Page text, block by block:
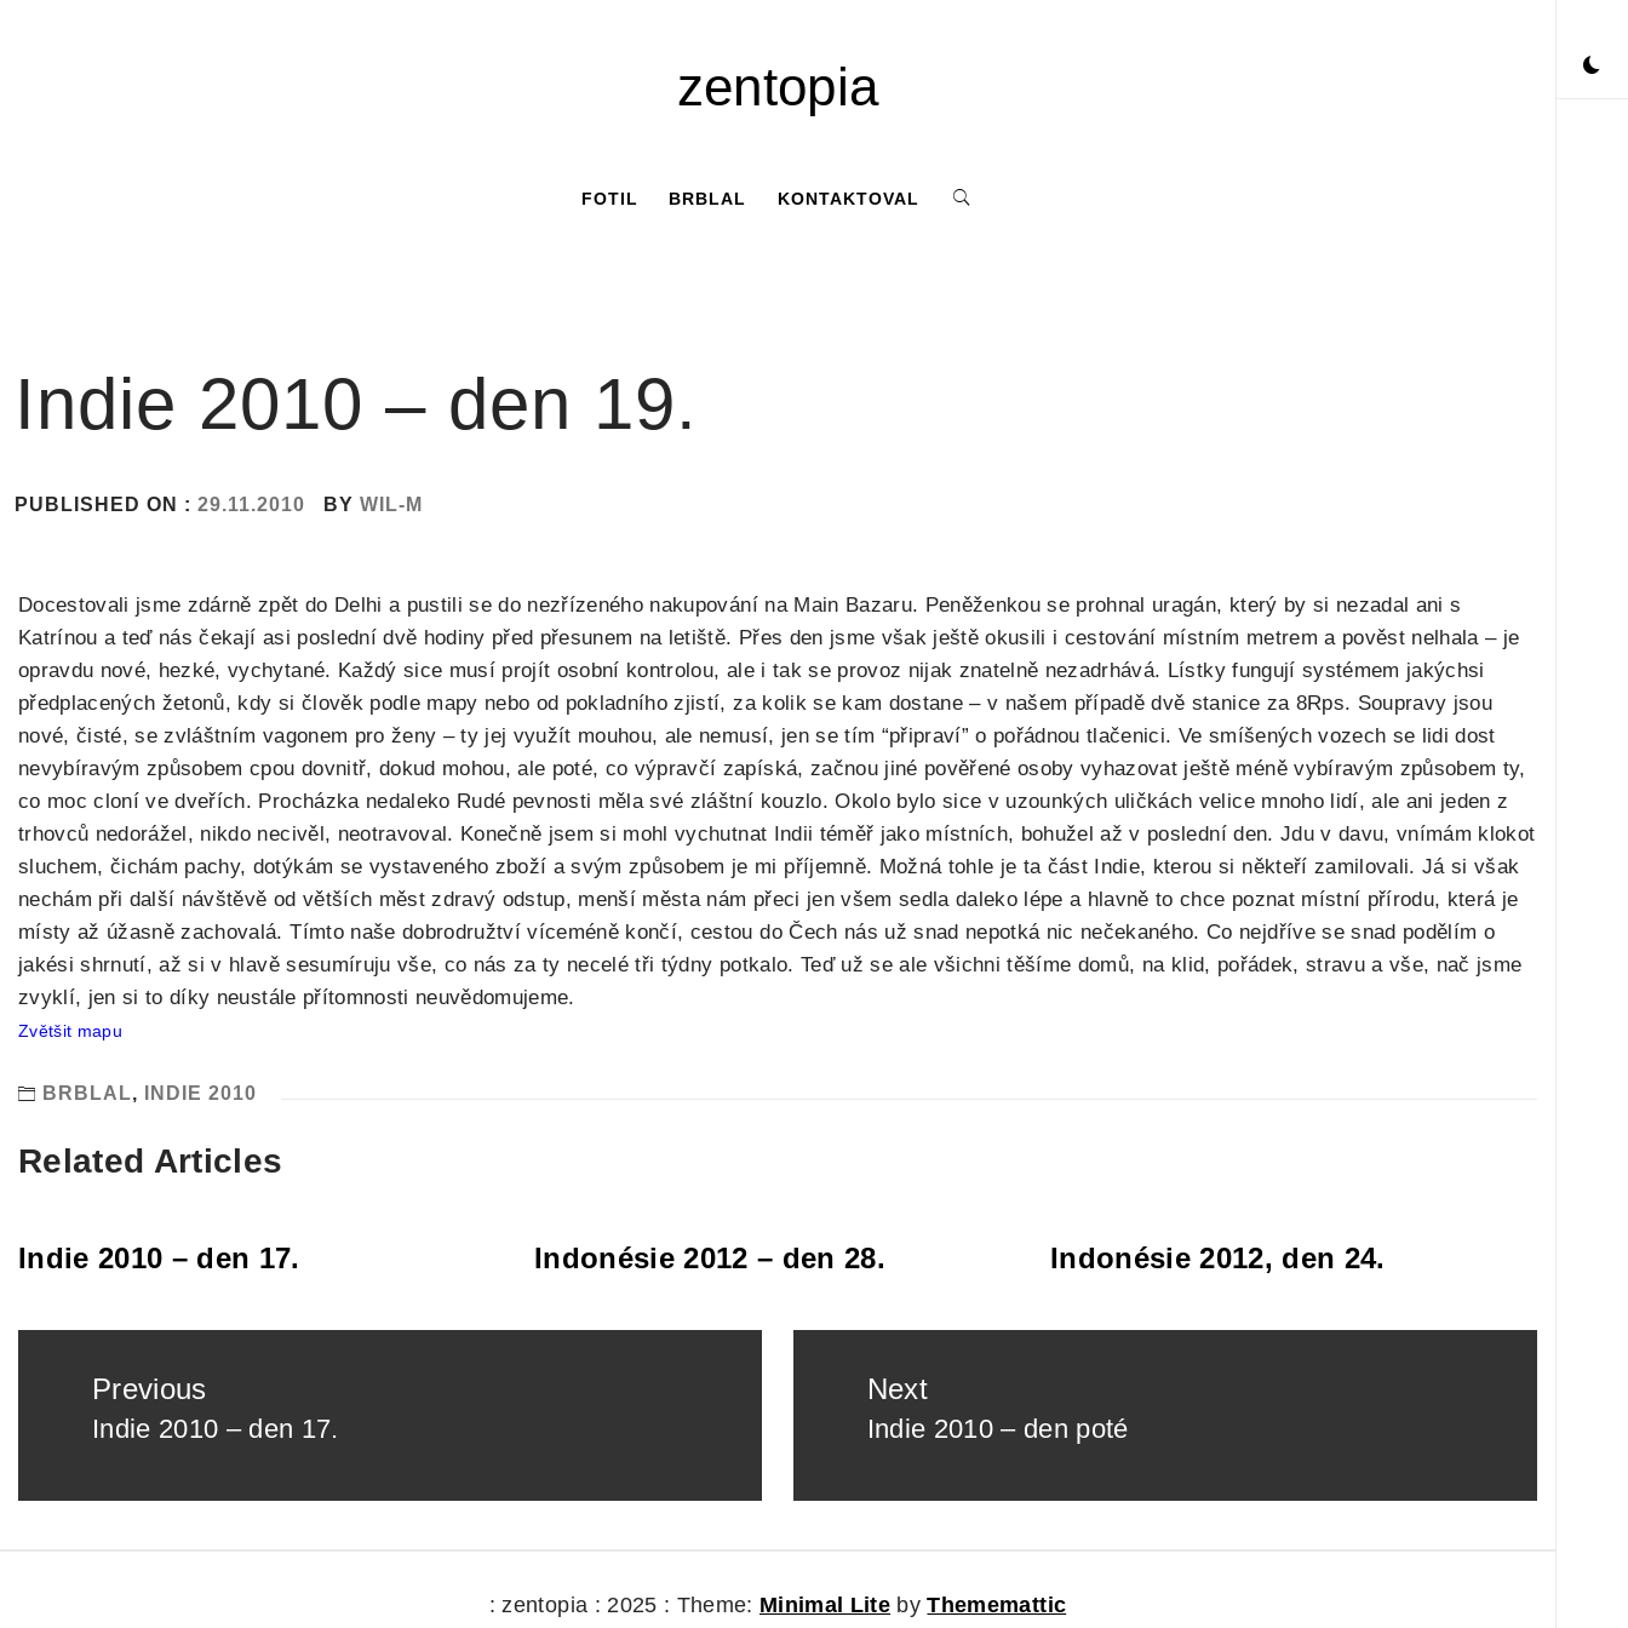
zentopia
FOTIL BRBLAL KONTAKTOVAL
Indie 2010 – den 19.
PUBLISHED ON : 29.11.2010 BY WIL-M
Docestovali jsme zdárně zpět do Delhi a pustili se do nezřízeného nakupování na Main Bazaru. Peněženkou se prohnal uragán, který by si nezadal ani s
Katrínou a teď nás čekají asi poslední dvě hodiny před přesunem na letiště. Přes den jsme však ještě okusili i cestování místním metrem a pověst nelhala – je
opravdu nové, hezké, vychytané. Každý sice musí projít osobní kontrolou, ale i tak se provoz nijak znatelně nezadrhává. Lístky fungují systémem jakýchsi
předplacených žetonů, kdy si člověk podle mapy nebo od pokladního zjistí, za kolik se kam dostane – v našem případě dvě stanice za 8Rps. Soupravy jsou
nové, čisté, se zvláštním vagonem pro ženy – ty jej využít mouhou, ale nemusí, jen se tím “připraví” o pořádnou tlačenici. Ve smíšených vozech se lidi dost
nevybíravým způsobem cpou dovnitř, dokud mohou, ale poté, co výpravčí zapíská, začnou jiné pověřené osoby vyhazovat ještě méně vybíravým způsobem ty,
co moc cloní ve dveřích. Procházka nedaleko Rudé pevnosti měla své zláštní kouzlo. Okolo bylo sice v uzounkých uličkách velice mnoho lidí, ale ani jeden z
trhovců nedorážel, nikdo necivěl, neotravoval. Konečně jsem si mohl vychutnat Indii téměř jako místních, bohužel až v poslední den. Jdu v davu, vnímám klokot
sluchem, čichám pachy, dotýkám se vystaveného zboží a svým způsobem je mi příjemně. Možná tohle je ta část Indie, kterou si někteří zamilovali. Já si však
nechám při další návštěvě od větších měst zdravý odstup, menší města nám přeci jen všem sedla daleko lépe a hlavně to chce poznat místní přírodu, která je
místy až úžasně zachovalá. Tímto naše dobrodružtví víceméně končí, cestou do Čech nás už snad nepotká nic nečekaného. Co nejdříve se snad podělím o
jakési shrnutí, až si v hlavě sesumíruju vše, co nás za ty necelé tři týdny potkalo. Teď už se ale všichni těšíme domů, na klid, pořádek, stravu a vše, nač jsme
zvyklí, jen si to díky neustále přítomnosti neuvědomujeme.
Zvětšit mapu
BRBLAL, INDIE 2010
Related Articles
Indie 2010 – den 17. Indonésie 2012 – den 28. Indonésie 2012, den 24.
navigation
Previous
Previous
Indie 2010 – den 17.
Next
Next
Indie 2010 – den poté
: zentopia : 2025 : Theme: Minimal Lite byThememattic